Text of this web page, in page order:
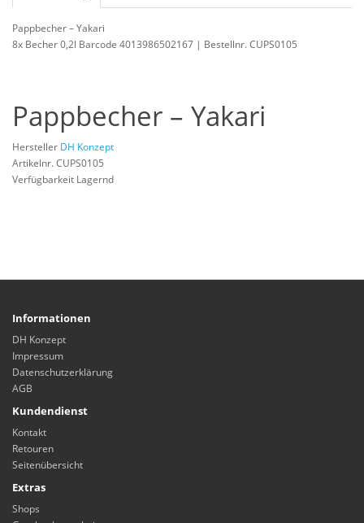
Pappbecher – Yakari
8x Becher 0,2l Barcode 4013986502167 | Bestellnr. CUPS0105
Pappbecher – Yakari
Hersteller DH Konzept
Artikelnr. CUPS0105
Verfügbarkeit Lagernd
Informationen
DH Konzept
Impressum
Datenschutzerklärung
AGB
Kundendienst
Kontakt
Retouren
Seitenübersicht
Extras
Shops